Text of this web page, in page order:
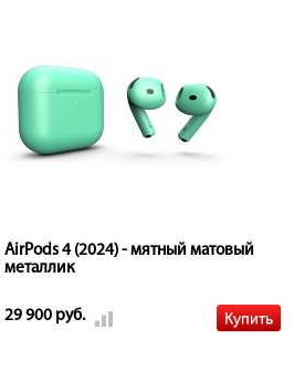
AirPods 4 (2024) - мятный матовый
металлик
29 900 руб.